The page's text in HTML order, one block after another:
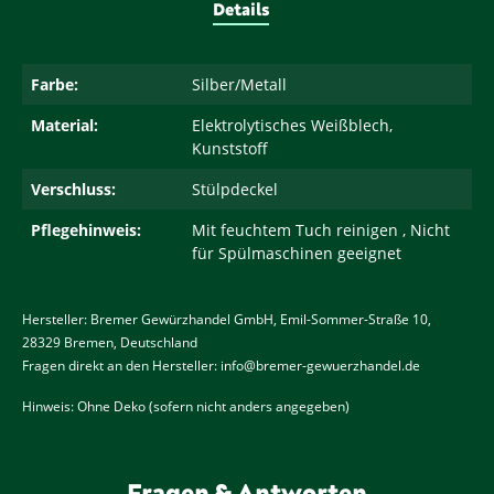
Details
Farbe:
Silber/Metall
Material:
Elektrolytisches Weißblech,
Kunststoff
Verschluss:
Stülpdeckel
Pflegehinweis:
Mit feuchtem Tuch reinigen , Nicht
für Spülmaschinen geeignet
Hersteller: Bremer Gewürzhandel GmbH, Emil-Sommer-Straße 10,
28329 Bremen, Deutschland
Fragen direkt an den Hersteller: info@bremer-gewuerzhandel.de
Hinweis: Ohne Deko (sofern nicht anders angegeben)